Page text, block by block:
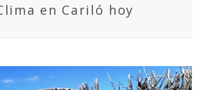
en Cariló hoy